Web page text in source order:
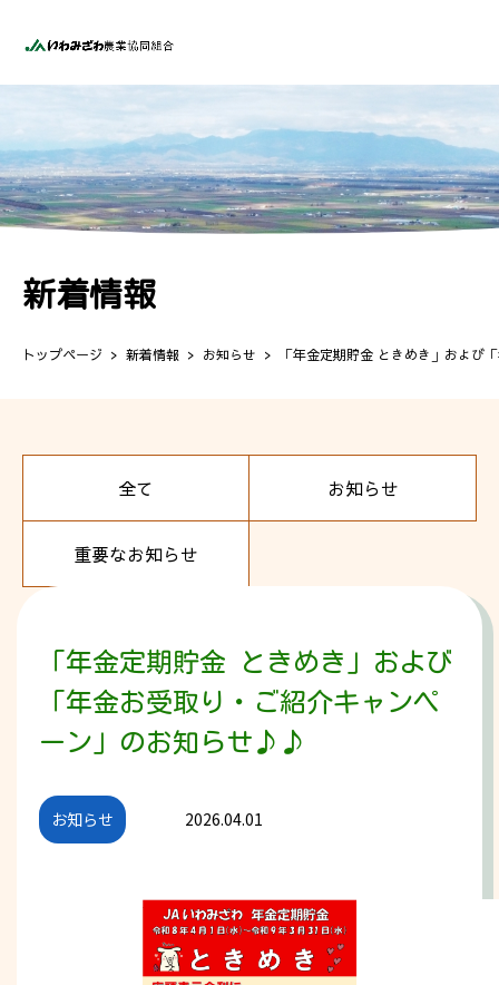
新着情報
トップページ 新着情報 お知らせ 「年金定期貯金 ときめき」およ
全て お知らせ
重要なお知らせ
「年金定期貯金 ときめき」および
「年金お受取り・ご紹介キャンペ
ーン」のお知らせ♪♪
お知らせ 2026.04.01